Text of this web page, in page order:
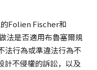
Folien Fischer和
法是否適用布魯塞爾規
法行為或準違法行為不
計不侵權的訴訟，以及